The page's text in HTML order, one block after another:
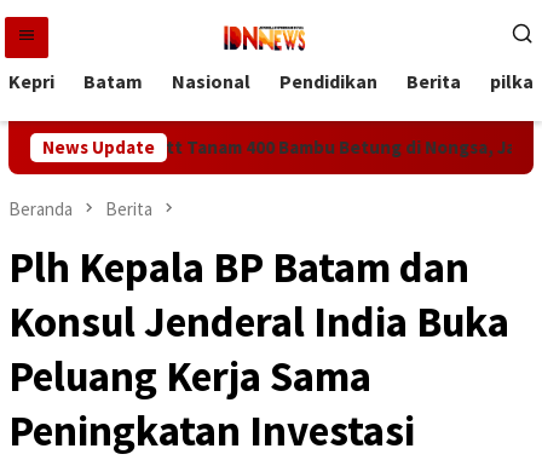
Loncat
konten
Kepri Batam Nasional Pendidikan Berita
News Update
dan McDermott Tanam 400 Bambu Betung di Nongsa, Jaga
Beranda Berita
Plh Kepala BP Batam dan
Konsul Jenderal India Buka
Peluang Kerja Sama
Peningkatan Investasi